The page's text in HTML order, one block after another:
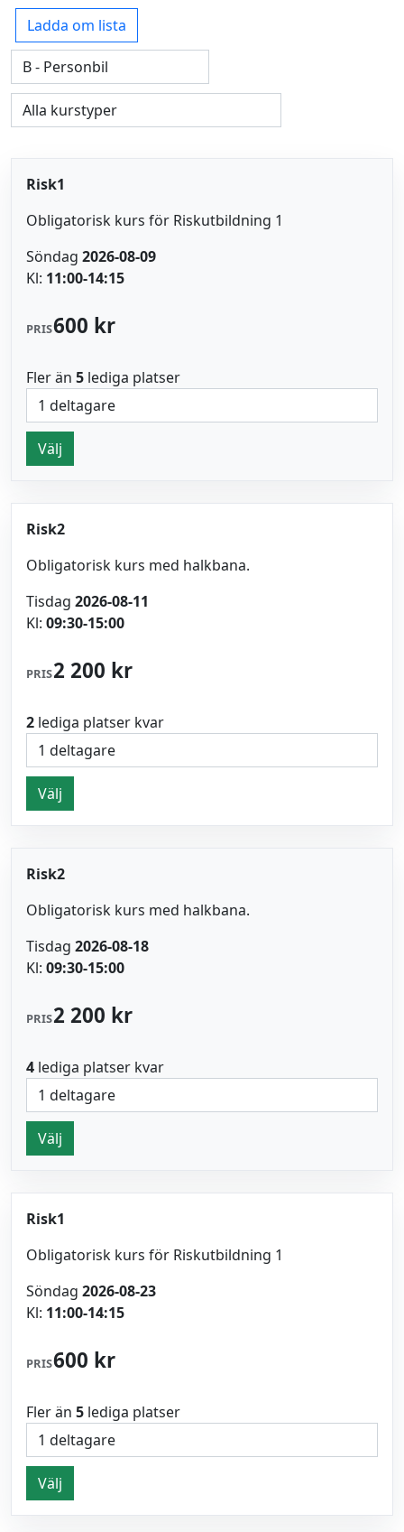
Ladda om lista
Risk1
Obligatorisk kurs för Riskutbildning 1
Söndag 2026-08-09
Kl: 11:00-14:15
PRIS600 kr
Fler än 5 lediga platser
Välj
Risk2
Obligatorisk kurs med halkbana.
Tisdag 2026-08-11
Kl: 09:30-15:00
PRIS2 200 kr
2 lediga platser kvar
Välj
Risk2
Obligatorisk kurs med halkbana.
Tisdag 2026-08-18
Kl: 09:30-15:00
PRIS2 200 kr
4 lediga platser kvar
Välj
Risk1
Obligatorisk kurs för Riskutbildning 1
Söndag 2026-08-23
Kl: 11:00-14:15
PRIS600 kr
Fler än 5 lediga platser
Välj